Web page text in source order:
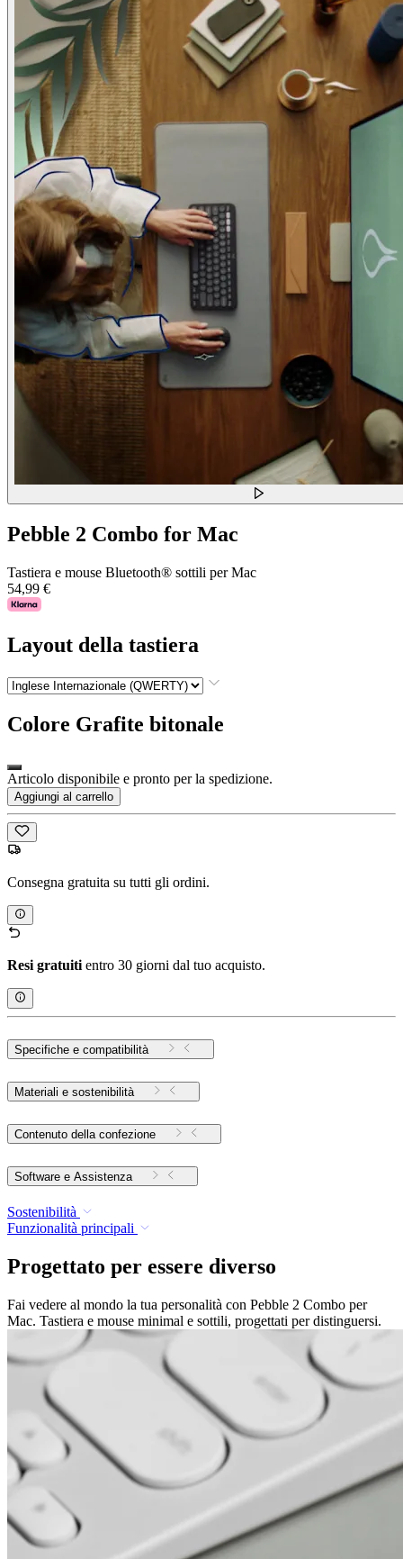
Pebble 2 Combo for Mac
Tastiera e mouse Bluetooth® sottili per Mac
54,99 €
Layout della tastiera
Colore Grafite bitonale
Articolo disponibile e pronto per la spedizione.
Aggiungi al carrello
Consegna gratuita su tutti gli ordini.
Resi gratuiti entro 30 giorni dal tuo acquisto.
Specifiche e compatibilità
Materiali e sostenibilità
Contenuto della confezione
Software e Assistenza
Sostenibilità
Funzionalità principali
Progettato per essere diverso
Fai vedere al mondo la tua personalità con Pebble 2 Combo per
Mac. Tastiera e mouse minimal e sottili, progettati per distinguersi.